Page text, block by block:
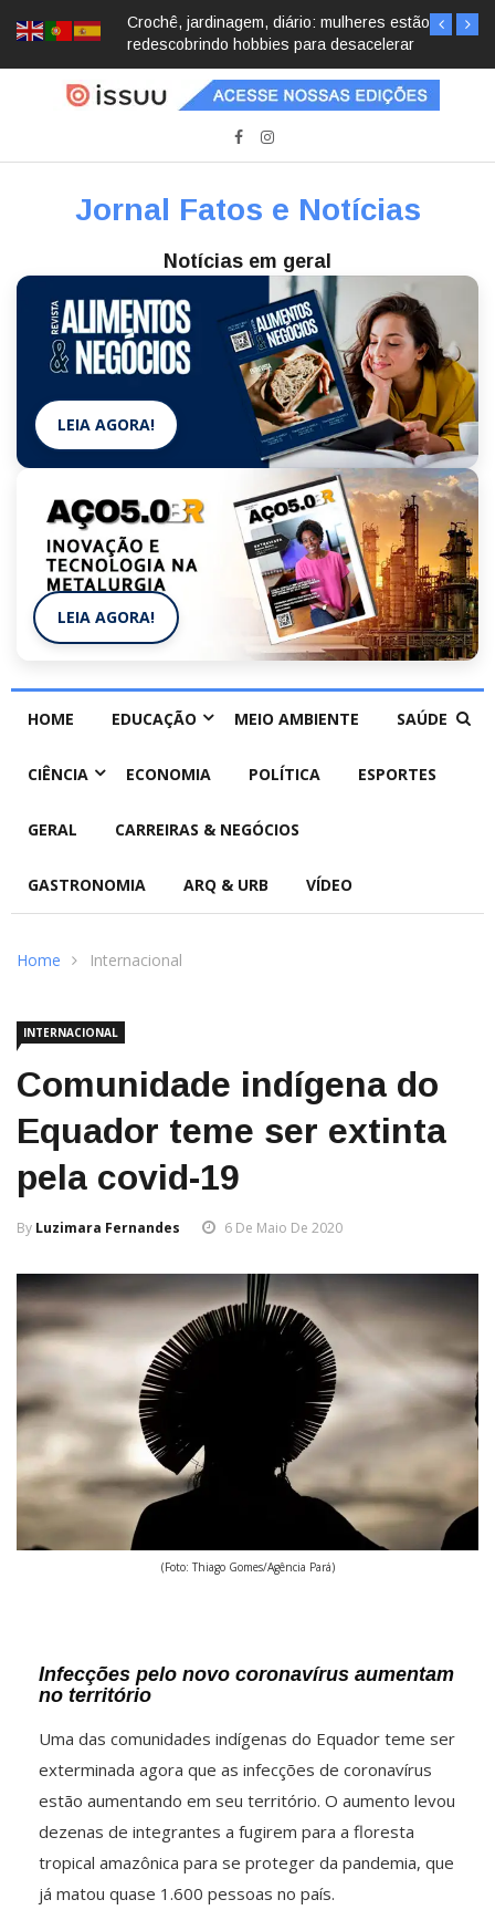
Crochê, jardinagem, diário: mulheres estão
redescobrindo hobbies para desacelerar
Jornal Fatos e Notícias
Notícias em geral
LEIA AGORA!
LEIA AGORA!
HOME EDUCAÇÃO MEIO AMBIENTE SAÚDE
CIÊNCIA ECONOMIA POLÍTICA ESPORTES
GERAL CARREIRAS & NEGÓCIOS
GASTRONOMIA ARQ & URB VÍDEO
Home Internacional
INTERNACIONAL
Comunidade indígena do
Equador teme ser extinta
pela covid-19
By Luzimara Fernandes 6 De Maio De 2020
(Foto: Thiago Gomes/Agência Pará)
Infecções pelo novo coronavírus aumentam
no território
Uma das comunidades indígenas do Equador teme ser
exterminada agora que as infecções de coronavírus
estão aumentando em seu território. O aumento levou
dezenas de integrantes a fugirem para a floresta
tropical amazônica para se proteger da pandemia, que
já matou quase 1.600 pessoas no país.